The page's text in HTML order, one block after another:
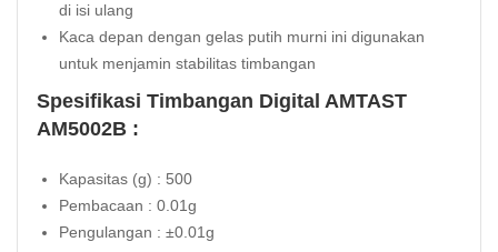
di isi ulang
Kaca depan dengan gelas putih murni ini digunakan
untuk menjamin stabilitas timbangan
Spesifikasi Timbangan Digital AMTAST
AM5002B :
Kapasitas (g) : 500
Pembacaan : 0.01g
Pengulangan : ±0.01g